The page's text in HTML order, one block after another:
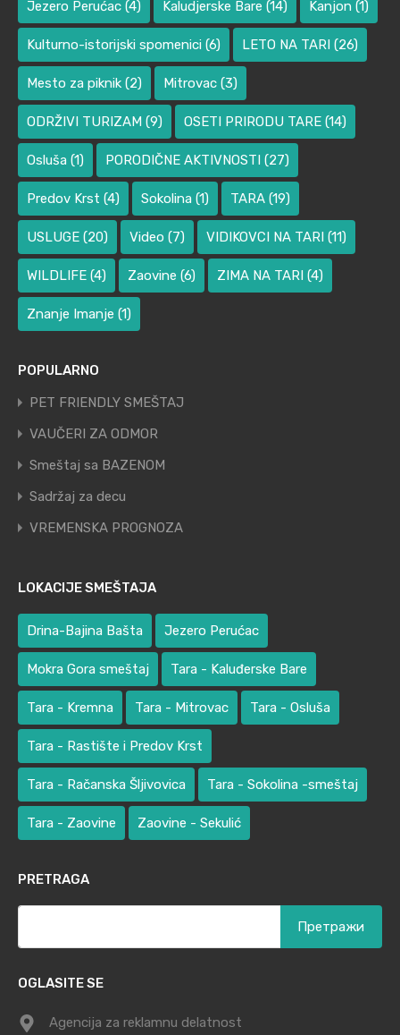
Jezero Perućac (4) Kaludjerske Bare (14) Kanjon (1)
Kulturno-istorijski spomenici (6) LETO NA TARI (26)
Mesto za piknik (2) Mitrovac (3)
ODRŽIVI TURIZAM (9) OSETI PRIRODU TARE (14)
Osluša (1) PORODIČNE AKTIVNOSTI (27)
Predov Krst (4) Sokolina (1) TARA (19)
USLUGE (20) Video (7) VIDIKOVCI NA TARI (11)
WILDLIFE (4) Zaovine (6) ZIMA NA TARI (4)
Znanje Imanje (1)
POPULARNO
PET FRIENDLY SMEŠTAJ
VAUČERI ZA ODMOR
Smeštaj sa BAZENOM
Sadržaj za decu
VREMENSKA PROGNOZA
LOKACIJE SMEŠTAJA
Drina-Bajina Bašta Jezero Perućac
Mokra Gora smeštaj Tara - Kaluđerske Bare
Tara - Kremna Tara - Mitrovac Tara - Osluša
Tara - Rastište i Predov Krst
Tara - Račanska Šljivovica Tara - Sokolina -smeštaj
Tara - Zaovine Zaovine - Sekulić
PRETRAGA
OGLASITE SE
Agencija za reklamnu delatnost